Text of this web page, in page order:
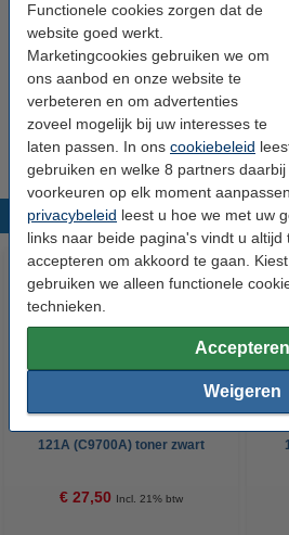
Functionele cookies zorgen dat de
website goed werkt.
Marketingcookies gebruiken we om
ons aanbod en onze website te
verbeteren en om advertenties
zoveel mogelijk bij uw interesses te
laten passen. In ons cookiebeleid
gebruiken en welke 8 partners
voorkeuren op elk moment
privacybeleid leest u hoe we met uw
links naar beide pagina's vindt u
accepteren om akkoord te gaan.
gebruiken we alleen functionele
technieken.
Accepteren
Weigeren
123inkt kopieerpapier 1
80 grams FSC® Mix Credit
Wij adviseren u deze toner (het 123inkt
HP-uitvoering.
Populaire
121A (C9700A) toner zwart
€ 27,50 Incl. 21% btw